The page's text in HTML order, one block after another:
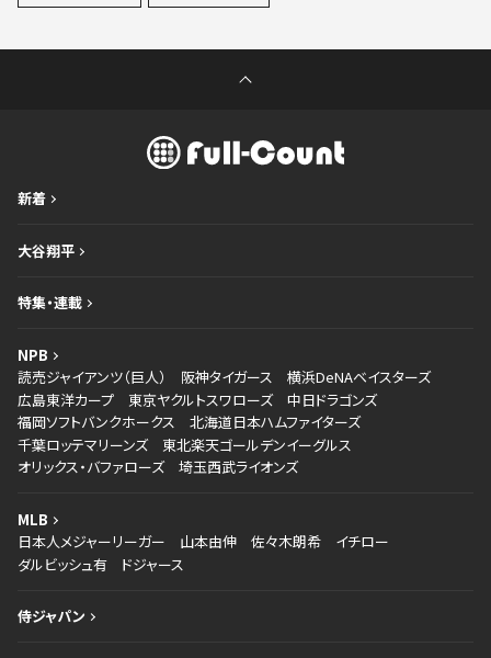
新着
大谷翔平
特集・連載
NPB
読売ジャイアンツ（巨人）
阪神タイガース
横浜DeNAベイスターズ
広島東洋カープ
東京ヤクルトスワローズ
中日ドラゴンズ
福岡ソフトバンクホークス
北海道日本ハムファイターズ
千葉ロッテマリーンズ
東北楽天ゴールデンイーグルス
オリックス・バファローズ
埼玉西武ライオンズ
MLB
日本人メジャーリーガー
山本由伸 佐々木朗希
イチロー
ダルビッシュ有
ドジャース
侍ジャパン